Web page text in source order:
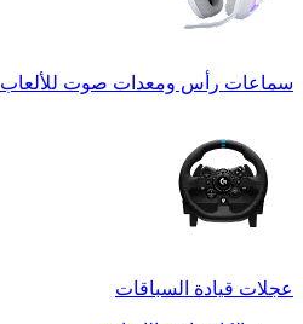
سماعات رأس ومعدات صوت للألعاب
عجلات قيادة السباقات